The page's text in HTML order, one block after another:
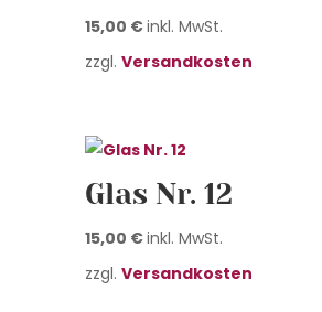
15,00 €inkl. MwSt.
zzgl. Versandkosten
Glas Nr. 12
15,00 €inkl. MwSt.
zzgl. Versandkosten